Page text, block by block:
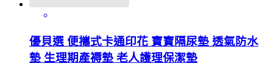
優貝選 便攜式卡通印花 寶寶隔尿墊 透氣防水
墊 生理期產褥墊 老人護理保潔墊